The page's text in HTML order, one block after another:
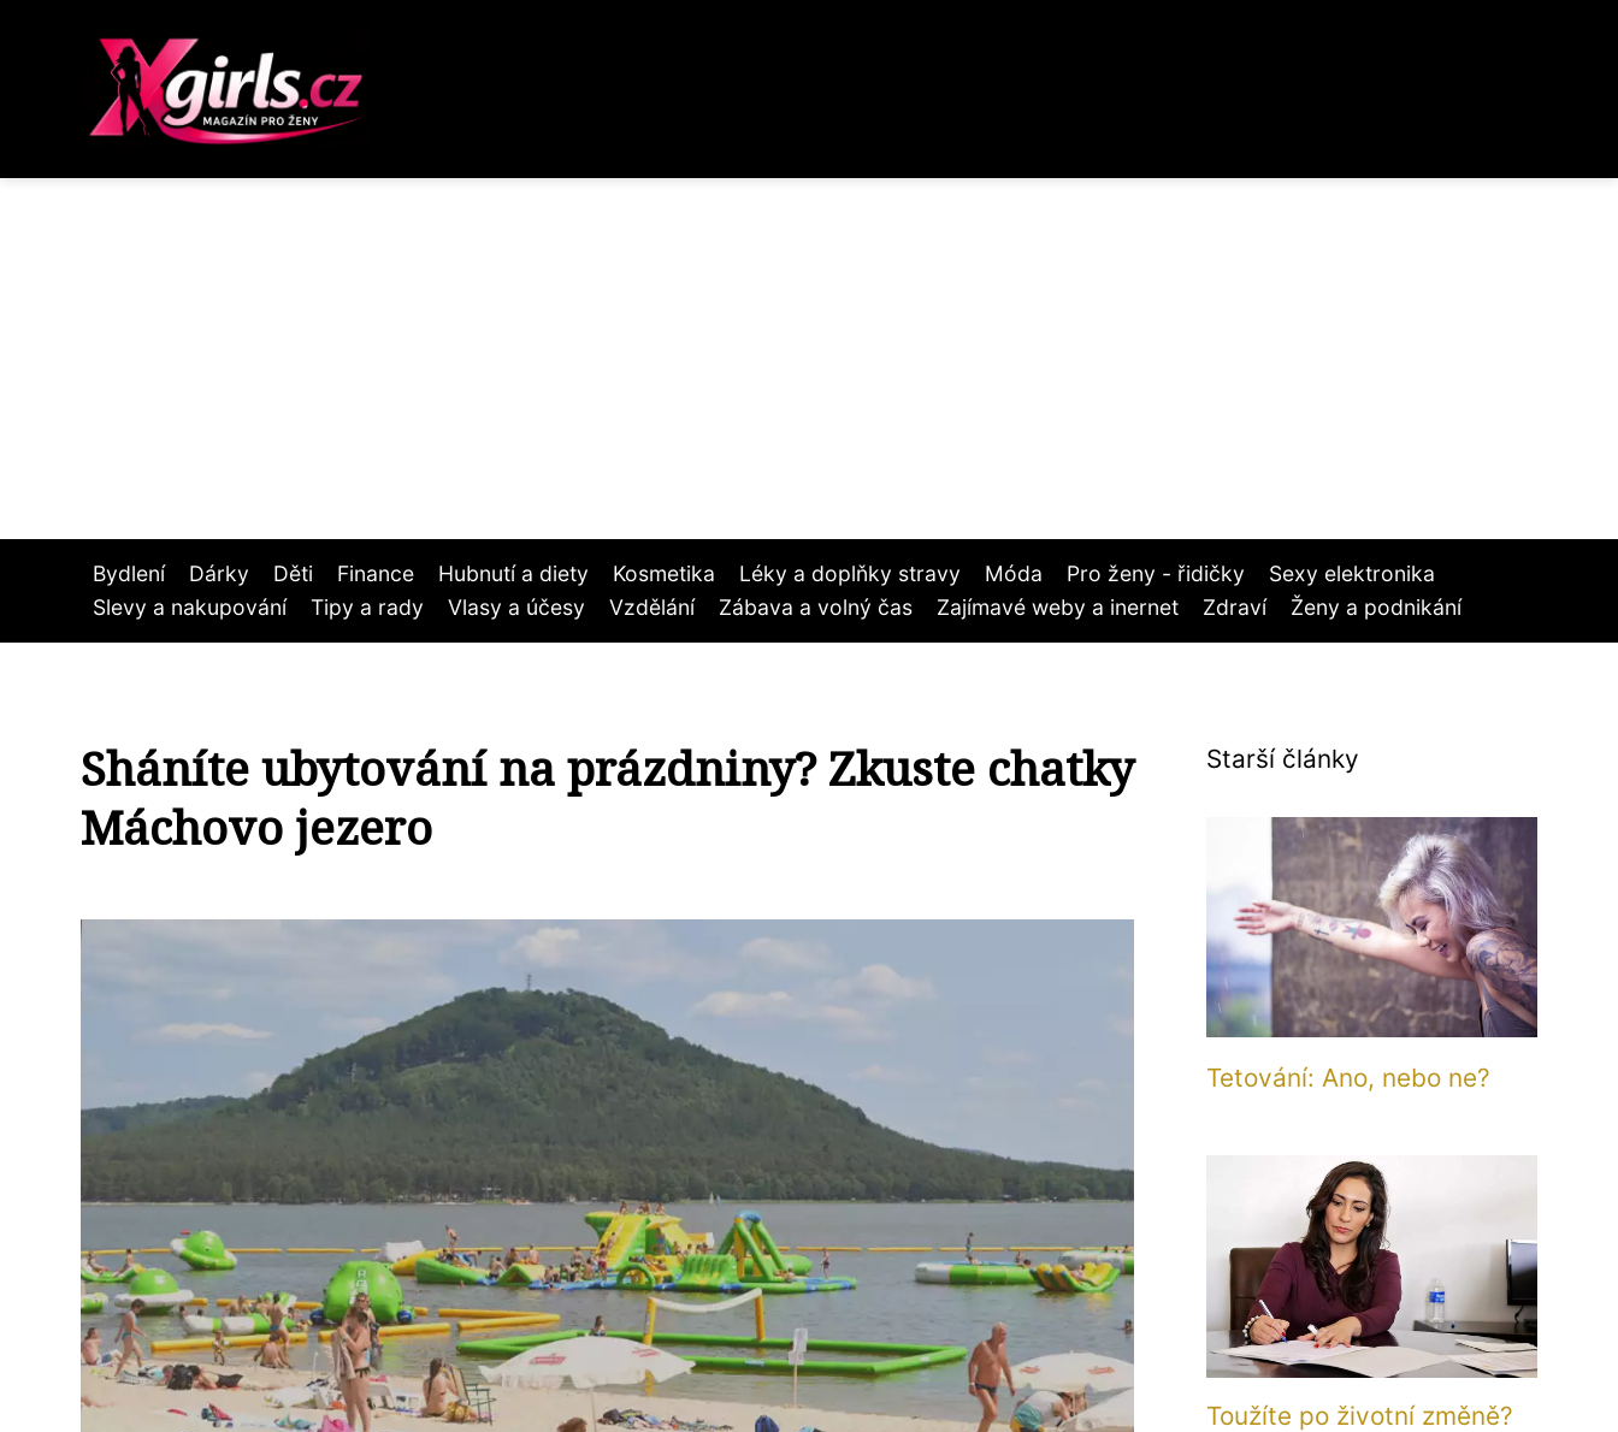
Bydlení Dárky Děti Finance Hubnutí a diety Kosmetika Léky a doplňky stravy Móda Pro ženy - řidičky
Sexy elektronika
Slevy a nakupování
Tipy a rady Vlasy a účesy Vzdělání Zábava a volný čas Zajímavé weby a inernet Zdraví Ženy a podnikání
Sháníte ubytování na prázdniny? Zkuste chatky
Máchovo jezero
Starší články
Tetování: Ano, nebo ne?
Toužíte po životní změně?